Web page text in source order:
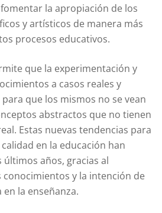
la apropiación de los
y artísticos de manera más
procesos educativos.
que la experimentación y
a casos reales y
que los mismos no se vean
abstractos que no tienen
Estas nuevas tendencias para
en la educación han
años, gracias al
y la intención de
la enseñanza.